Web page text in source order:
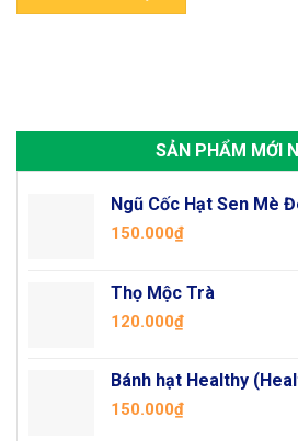
SẢN PHẨM MỚI
Ngũ Cốc Hạt Sen Mè
150.000₫
Thọ Mộc Trà
120.000₫
Bánh hạt Healthy
150.000₫